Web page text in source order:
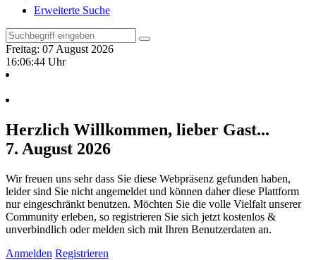
Erweiterte Suche
Freitag: 07 August 2026
16:06:45 Uhr
Herzlich Willkommen, lieber Gast...
7. August 2026
Wir freuen uns sehr dass Sie diese Webpräsenz gefunden haben,
leider sind Sie nicht angemeldet und können daher diese Plattform
nur eingeschränkt benutzen. Möchten Sie die volle Vielfalt unserer
Community erleben, so registrieren Sie sich jetzt kostenlos &
unverbindlich oder melden sich mit Ihren Benutzerdaten an.
Anmelden Registrieren